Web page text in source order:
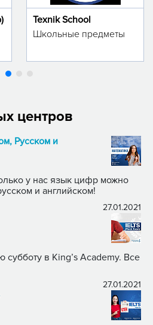
Texnik School
Школьные предметы
центров
Русском и
у нас язык цифр можно
и английском!
27.01.2021
субботу в King’s Academy. Все
27.01.2021